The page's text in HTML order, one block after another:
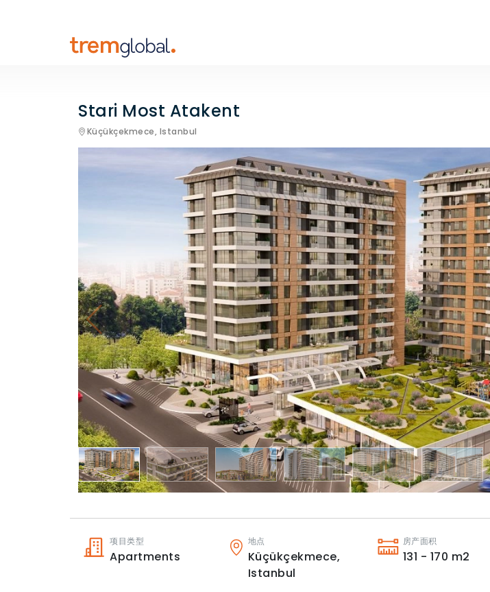
Stari Most Atakent
Küçükçekmece, Istanbul
项目类型
Apartments
地点
Küçükçekmece,
Istanbul
房产面积
131 - 170 m2